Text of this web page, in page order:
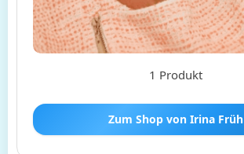
1 Produkt
Zum Shop von Irina Früh